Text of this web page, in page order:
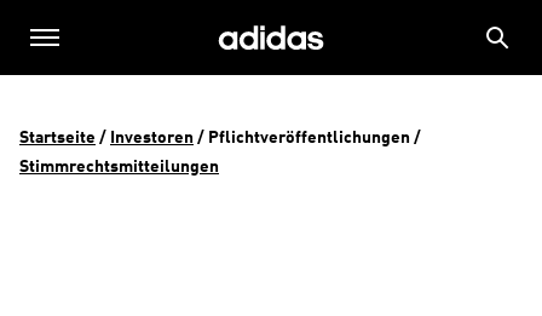
Startseite / Investoren / Pflichtveröffentlichungen
Stimmrechtsmitteilungen